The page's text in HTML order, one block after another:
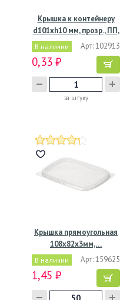
Крышка к контейнеру
d101хh10 мм, прозр., ПП,
В наличии Арт: 102913
0,33 ₽
за штуку
Крышка прямоугольная
108x82х3мм,…
В наличии Арт: 159625
1,45 ₽